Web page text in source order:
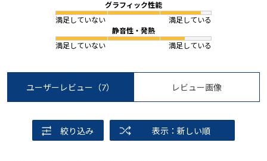
グラフィック性能
満足していない
満足している
静音性・発熱
満足していない
満足している
ユーザーレビュー （7） レビュー画像
絞り込み 表示：新しい順